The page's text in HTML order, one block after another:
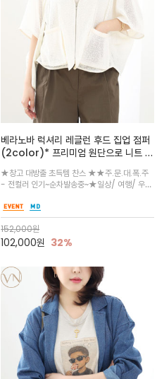
베라노바 럭셔리 레글런 후드 집업 점퍼
(2color)* 프리미엄 원단으로 니트 짜
임 기법 / 입지 않은 듯 가벼운 아세테이
트 블렌드 소재로, 한여름에도 쾌적하고
시원한 착용감을 선사
★창고 대방출 초득템 찬스 ★★주.문.대.폭.주
- 전컬러 인기~순차발송중~★일상/ 여행/ 우아
시원한 바닷바람처럼 쾌적함을 느끼는아이템/몸
을 따라 유연하게 흐르는 드레이프(주름) 실루엣
이 고급스러운 무드/ 릴렉스
152,000원
102,000원 32%